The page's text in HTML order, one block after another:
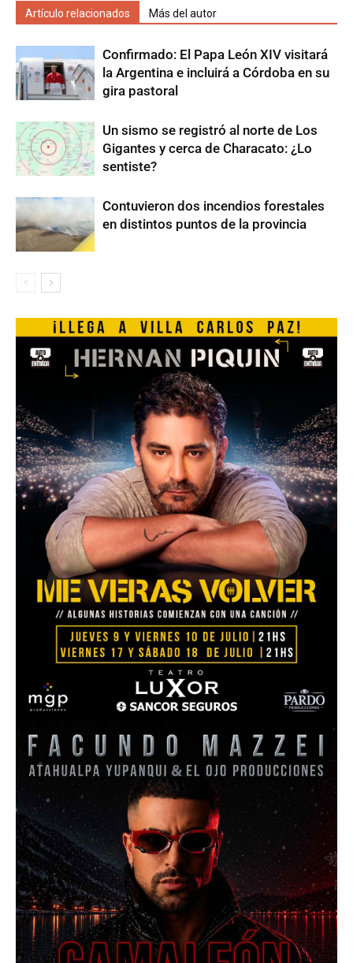
Artículo relacionados Más del autor
Confirmado: El Papa León XIV visitará
la Argentina e incluirá a Córdoba en su
gira pastoral
Un sismo se registró al norte de Los
Gigantes y cerca de Characato: ¿Lo
sentiste?
Contuvieron dos incendios forestales
en distintos puntos de la provincia